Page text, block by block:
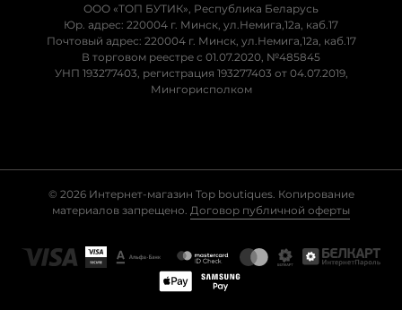
ООО «ТОП БУТИК», Республика Беларусь
Юр. адрес: 220004 г. Минск, ул.Немига,12а, каб.17
Почтовый адрес: 220004 г. Минск, ул.Немига,12а, каб.17
В торговом реестре с 01.07.2020, №485845
УНП 193277403, регистрация 193277403 от 04.07.2019,
Мингорисполком
© 2026 Интернет-магазин Top boutiques. Копирование
материалов запрещено. Договор публичной оферты